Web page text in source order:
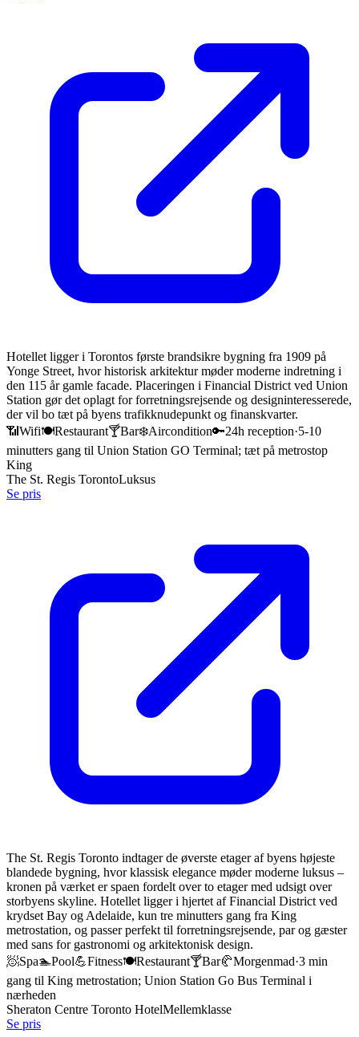
Hotellet ligger i Torontos første brandsikre bygning fra 1909 på
Yonge Street, hvor historisk arkitektur møder moderne indretning i
den 115 år gamle facade. Placeringen i Financial District ved Union
Station gør det oplagt for forretningsrejsende og designinteresserede,
der vil bo tæt på byens trafikknudepunkt og finanskvarter.
📶 Wifi🍽️Restaurant🍸Bar❄️Aircondition🔑24h reception·5-10
minutters gang til Union Station GO Terminal; tæt på metrostop
King
The St. Regis TorontoLuksus
Se pris
The St. Regis Toronto indtager de øverste etager af byens højeste
blandede bygning, hvor klassisk elegance møder moderne luksus –
kronen på værket er spaen fordelt over to etager med udsigt over
storbyens skyline. Hotellet ligger i hjertet af Financial District ved
krydset Bay og Adelaide, kun tre minutters gang fra King
metrostation, og passer perfekt til forretningsrejsende, par og gæster
med sans for gastronomi og arkitektonisk design.
🧖Spa🏊Pool💪Fitness🍽️Restaurant🍸Bar🥐Morgenmad·3 min
gang til King metrostation; Union Station Go Bus Terminal i
nærheden
Sheraton Centre Toronto HotelMellemklasse
Se pris